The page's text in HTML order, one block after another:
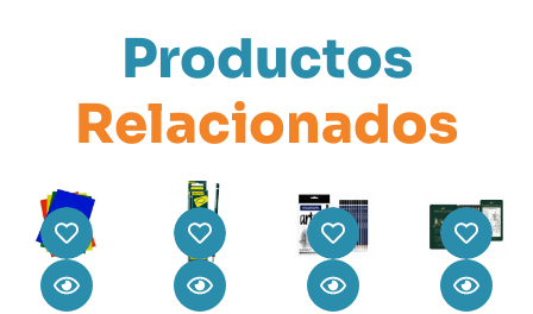
Productos
Relacionados